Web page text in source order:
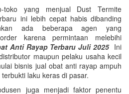
toko yang menjual Dust Termite
ini lebih cepat habis dibanding
ada beberapa agen yang
karena permintaan melebihi
Anti Rayap Terbaru Juli 2025Ini
maupun pelaku usaha kecil
bisnis jual obat anti rayap ampuh
laku keras di pasar.
juga menjadi faktor penentu